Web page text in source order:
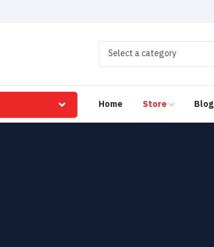
Select a category
Home Store Blog